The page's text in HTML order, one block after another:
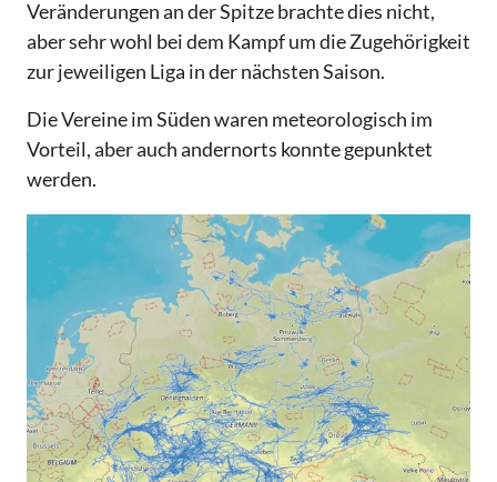
Veränderungen an der Spitze brachte dies nicht,
aber sehr wohl bei dem Kampf um die Zugehörigkeit
zur jeweiligen Liga in der nächsten Saison.
Die Vereine im Süden waren meteorologisch im
Vorteil, aber auch andernorts konnte gepunktet
werden.